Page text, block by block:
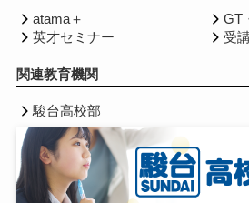
atama＋
英才セミナー
GT
受
関連教育機関
駿台高校部